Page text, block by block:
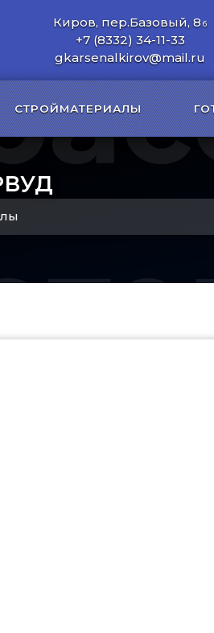
Киров, пер.Базовый, 8б
+7 (8332) 34-11-33
gkarsenalkirov@mail.ru
СТРОЙМАТЕРИАЛЫ